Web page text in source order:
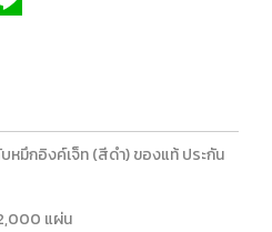
หมึกอิงค์เจ็ท (สีดำ) ของแท้ ประกัน
แผ่น